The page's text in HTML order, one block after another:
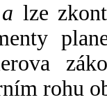
a lze
rohu